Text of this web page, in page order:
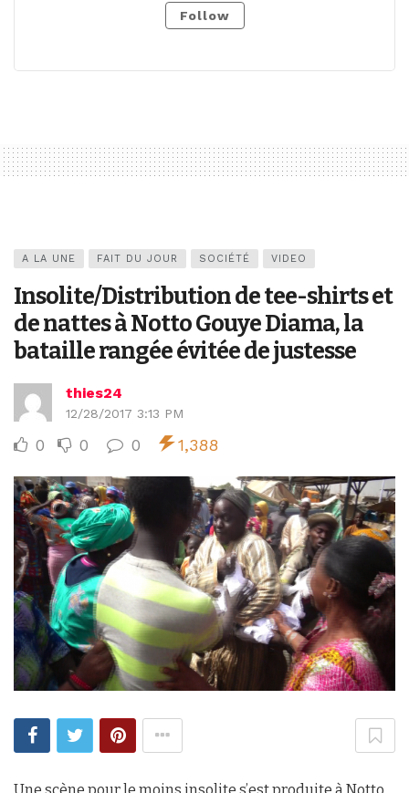
Follow
A LA UNE FAIT DU JOUR SOCIÉTÉ VIDEO
Insolite/Distribution de tee-shirts et
de nattes à Notto Gouye Diama, la
bataille rangée évitée de justesse
thies24
12/28/2017 3:13 PM
0 0 0 1,388